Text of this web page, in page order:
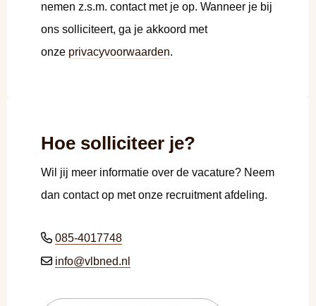
nemen z.s.m. contact met je op. Wanneer je bij
ons solliciteert, ga je akkoord met
onze privacyvoorwaarden.
Hoe solliciteer je?
Wil jij meer informatie over de vacature? Neem
dan contact op met onze recruitment afdeling.
085-4017748
info@vlbned.nl